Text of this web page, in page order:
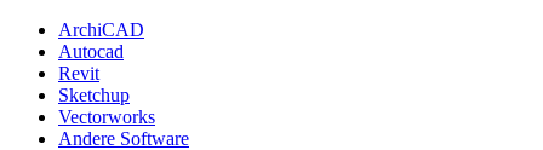
ArchiCAD
Autocad
Revit
Sketchup
Vectorworks
Andere Software